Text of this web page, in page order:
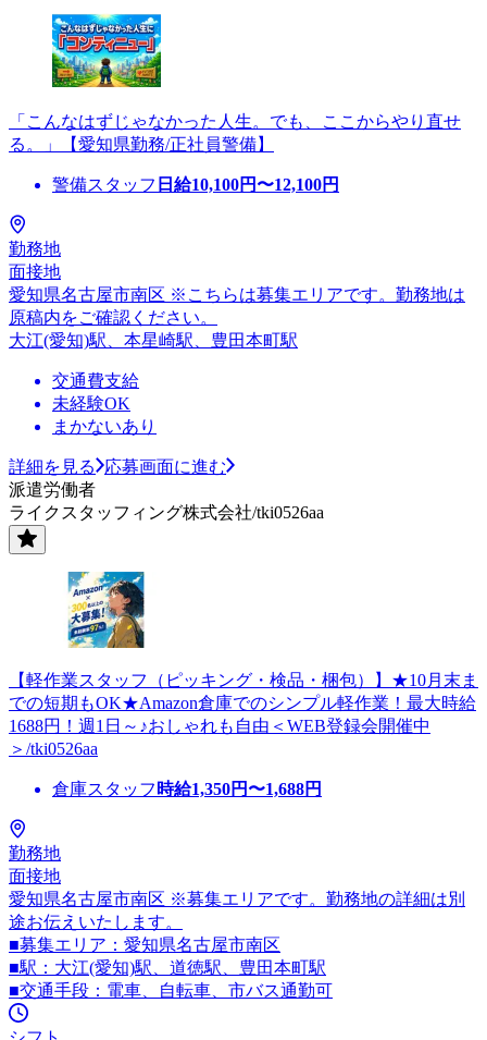
「こんなはずじゃなかった人生。でも、ここからやり直せ
る。」【愛知県勤務/正社員警備】
警備スタッフ 日給10,100円〜12,100円
勤務地
面接地
愛知県名古屋市南区 ※こちらは募集エリアです。勤務地は
原稿内をご確認ください。
大江(愛知)駅、本星崎駅、豊田本町駅
交通費支給
未経験OK
まかないあり
詳細を見る
応募画面に進む
派遣労働者
ライクスタッフィング株式会社/tki0526aa
【軽作業スタッフ（ピッキング・検品・梱包）】★10月末ま
での短期もOK★Amazon倉庫でのシンプル軽作業！最大時給
1688円！週1日～♪おしゃれも自由＜WEB登録会開催中
＞/tki0526aa
倉庫スタッフ 時給1,350円〜1,688円
勤務地
面接地
愛知県名古屋市南区 ※募集エリアです。勤務地の詳細は別
途お伝えいたします。
■募集エリア：愛知県名古屋市南区
■駅：大江(愛知)駅、道徳駅、豊田本町駅
■交通手段：電車、自転車、市バス通勤可